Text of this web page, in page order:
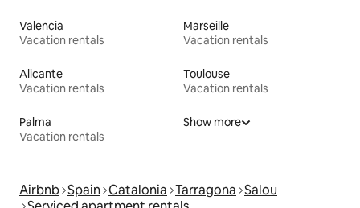
Valencia
Vacation rentals
Marseille
Vacation rentals
Alicante
Vacation rentals
Toulouse
Vacation rentals
Palma
Vacation rentals
Show more
Airbnb Spain Catalonia Tarragona Salou